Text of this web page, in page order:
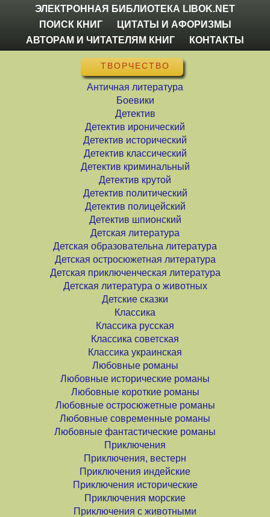
ЭЛЕКТРОННАЯ БИБЛИОТЕКА LIBOK.NET
ПОИСК КНИГ
ЦИТАТЫ И АФОРИЗМЫ
АВТОРАМ И ЧИТАТЕЛЯМ КНИГ
КОНТАКТЫ
ТВОРЧЕСТВО
Античная литература
Боевики
Детектив
Детектив иронический
Детектив исторический
Детектив классический
Детектив криминальный
Детектив крутой
Детектив политический
Детектив полицейский
Детектив шпионский
Детская литература
Детская образовательна литература
Детская остросюжетная литература
Детская приключенческая литература
Детская литература о животных
Детские сказки
Классика
Классика русская
Классика советская
Классика украинская
Любовные романы
Любовные исторические романы
Любовные короткие романы
Любовные остросюжетные романы
Любовные современные романы
Любовные фантастические романы
Приключения
Приключения, вестерн
Приключения индейские
Приключения исторические
Приключения морские
Приключения с животными